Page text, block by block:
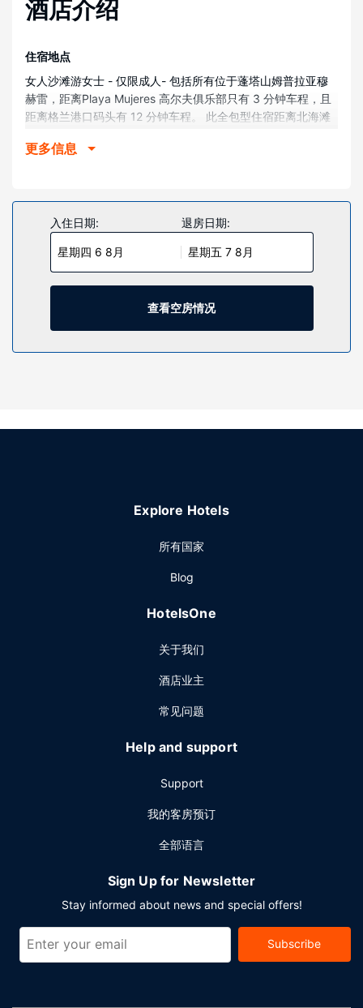
酒店介绍
住宿地点
女人沙滩游女士 - 仅限成人- 包括所有位于蓬塔山姆普拉亚穆
赫雷，距离Playa Mujeres 高尔夫俱乐部只有 3 分钟车程，且
距离格兰港口码头有 12 分钟车程。 此全包型住宿距离北海滩
（13.9 公里）。
有 593 间空调客房提供免费迷你吧物品和智能电视；您定能在
旅途中找到家的舒适。您的卧床备有羽绒被和高档床上用品。
提供免费无线网络，方便您与朋友保持联系；卫星频道可满足
您的娱乐需求。配备独立的浴缸和淋浴的私人浴室提供浸泡浴
缸和大花洒淋浴喷头。
部和蒸汽浴室等度假设施。此住宿还提供免费 WiFi、礼宾服务
存。计划在蓬塔山姆举办活动？这家住宿拥有 1962 平方米
更多信息
入住日期:
星期四 6 8月
退房日期:
星期五 7 8月
查看空房情况
Explore Hotels
所有国家
Blog
HotelsOne
关于我们
酒店业主
常见问题
Help and support
Support
我的客房预订
全部语言
Sign Up for Newsletter
Stay informed about news and special offers!
Subscribe